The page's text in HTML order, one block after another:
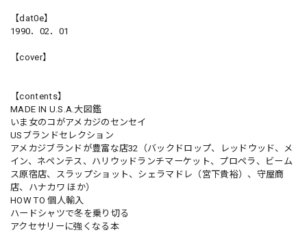
【dat0e】
1990．02．01
【cover】
【contents】
MADE IN U.S.A.大図鑑
いま女のコがアメカジのセンセイ
USブランドセレクション
アメカジブランドが豊富な店32（バックドロップ、レッドウッド、メ
イン、ネペンテス、ハリウッドランチマーケット、プロペラ、ビーム
ス原宿店、スラップショット、シェラマドレ（宮下貴裕）、守屋商
店、ハナカワ ほか）
HOW TO 個人輸入
ハードシャツで冬を乗り切る
アクセサリーに強くなる本